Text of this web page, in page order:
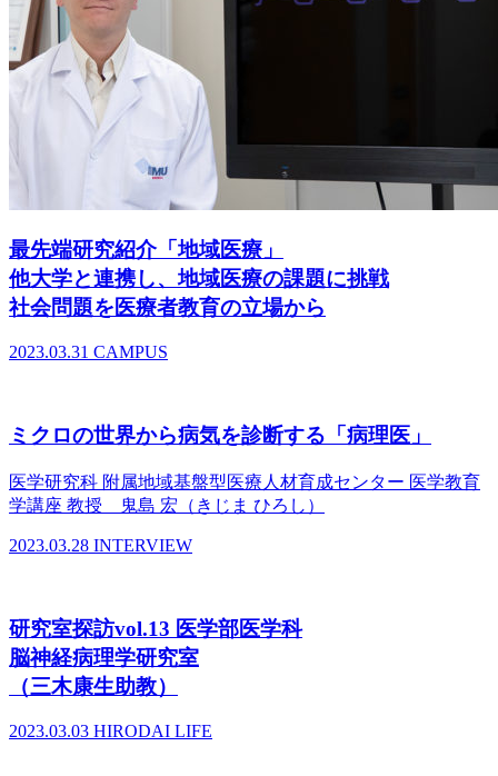
最先端研究紹介「地域医療」
他大学と連携し、地域医療の課題に挑戦
社会問題を医療者教育の立場から
2023.03.31 CAMPUS
ミクロの世界から病気を診断する「病理医」
医学研究科 附属地域基盤型医療人材育成センター 医学教育
学講座 教授 鬼島 宏（きじま ひろし）
2023.03.28 INTERVIEW
研究室探訪vol.13 医学部医学科
脳神経病理学研究室
（三木康生助教）
2023.03.03 HIRODAI LIFE